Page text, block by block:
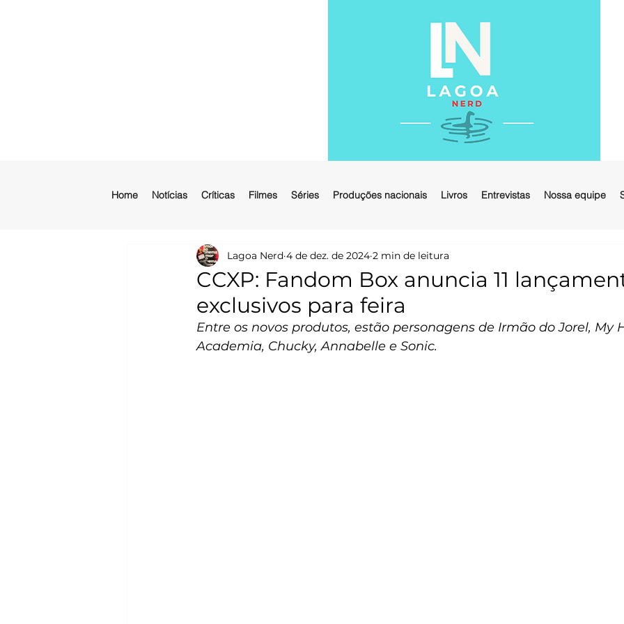
Home Notícias Críticas Filmes Séries Produções nacionais Livros Entrevistas Nossa equipe
CCXP: Fandom Box anuncia 11
exclusivos para feira
Lagoa Nerd 4 de dez. de 2024 2 min de leitura
Entre os novos produtos, estão personagens de Irmão do Jorel, My
Academia, Chucky, Annabelle e Sonic.